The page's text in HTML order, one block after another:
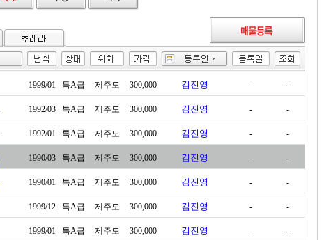
1999/01 특A급 제주도 300,000 김진영 - -
1992/03 특A급 제주도 300,000 김진영 - -
1992/01 특A급 제주도 300,000 김진영 - -
1990/03 특A급 제주도 300,000 김진영 - -
1990/01 특A급 제주도 300,000 김진영 - -
1999/12 특A급 제주도 300,000 김진영 - -
1999/01 특A급 제주도 300,000 김진영 - -